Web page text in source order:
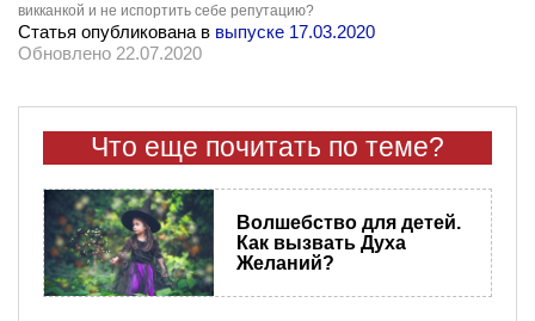
викканкой и не испортить себе репутацию?
Статья опубликована в выпуске 17.03.2020
Обновлено 22.07.2020
Что еще почитать по теме?
Волшебство для детей.
Как вызвать Духа
Желаний?